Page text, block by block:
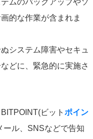
ムのバックアップやソ
的な作業が含まれま
システム障害やセキュ
どに、緊急的に実施さ
ビット ポイン
ール、SNSなどで告知